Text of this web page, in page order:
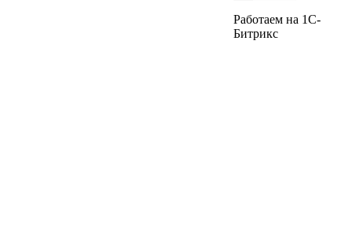
Работаем на 1C-
Битрикс